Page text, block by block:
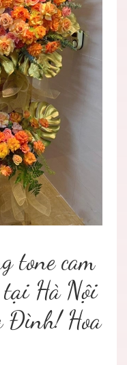
tone cam
Hà Nội
Đình! Hoa